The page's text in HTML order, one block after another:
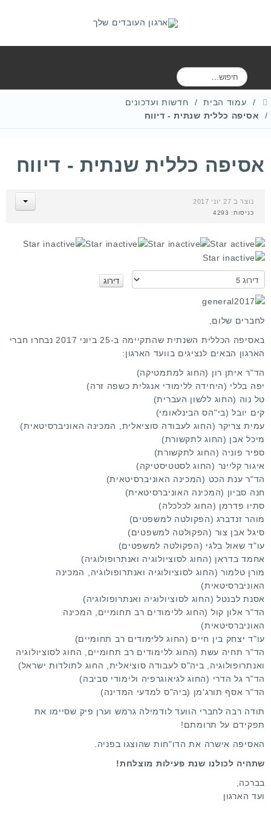
ח
י
עמוד הבית
חדשות ועדכונים
אסיפה כללית שנתית - דיווח
אסיפה כללית שנתית - דיווח
נוצר ב 27 יוני 2017
כניסות: 4293
ד
י
ר
ו
ג
ש
ת
מ
י
ם
:
1
/
5
נ
א
ר
ג
לחברים שלום,
באסיפה הכללית השנתית שהתקיימה ב-25 ביוני 2017 נבחרו חברי
הארגון הבאים לנציגים בוועד הארגון:
הד"ר איתן רון (החוג למתמטיקה)
יפה בללי (היחידה ללימודי אנגלית כשפה זרה)
טל נוה (החוג ללשון העברית)
קים יובל (בי"הס הבינלאומי)
עמית צריקר (החוג לעבודה סוציאלית, המכינה האוניברסיטאית)
מיכל אבן (החוג לתקשורת)
ספיר פוניה (החוג לתקשורת)
איגור קליינר (החוג לסטטיסטיקה)
הד"ר ענת הכט (המכינה האוניברסיטאית)
חנה סביון (המכינה האוניברסיטאית)
סתיו פדרמן (החוג לכלכלה)
מוהר זנדברג (הפקולטה למשפטים)
סיגל אבן צור (הפקולטה למשפטים)
עו"ד שאול בלגי (הפקולטה למשפטים)
אחמד בדראן (החוג לסוציולוגיה ואנתרופולוגיה)
מורן טלמור (החוג לסוציולוגיה ואנתרופולוגיה, המכינה
האוניברסיטאית)
אסנת לבנטל (החוג לסוציולוגיה ואנתרופולוגיה)
הד"ר אלון קול (החוג ללימודים רב תחומיים, המכינה
האוניברסיטאית)
עו"ד יצחק בין חיים (החוג ללימודים רב תחומיים)
הד"ר תחיה עשת (החוג ללימודים רב תחומיים, החוג לסוציולוגיה
ואנתרופולוגיה, ביה"ס לעבודה סוציאלית, החוג לתולדות ישראל)
הד"ר גל הדרי (החוג לגיאוגרפיה ולימודי סביבה)
הד"ר אסף תורג'מן (ביה"ס למדעי המדינה)
תודה רבה לחברי הוועד לודמילה גרמש וערן פיק שסיימו את
תפקידם על תרומתם!
האסיפה אישרה את הדו"חות שהוצגו בפניה.
שתהיה לכולנו שנת פעילות מוצלחת!
בברכה,
ועד הארגון